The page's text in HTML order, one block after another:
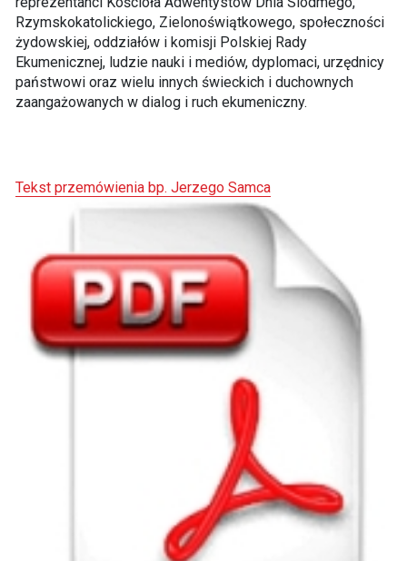
Rzymskokatolickiego, Zielonoświątkowego, społeczności
żydowskiej, oddziałów i komisji Polskiej Rady
Ekumenicznej, ludzie nauki i mediów, dyplomaci, urzędnicy
państwowi oraz wielu innych świeckich i duchownych
zaangażowanych w dialog i ruch ekumeniczny.
Tekst przemówienia bp. Jerzego Samca